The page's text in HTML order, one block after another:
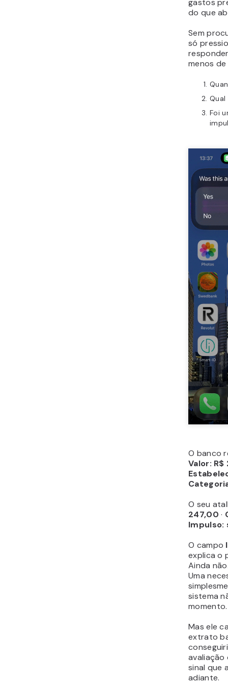
gastos
do que
Sem
só
menos
Foi
O banco
Valor:
O seu
247,00 ·
Impulso:
O campo
explica o
Ainda
Uma
sistema
momento.
Mas ele
extrato
avaliação
sinal que
adiante.